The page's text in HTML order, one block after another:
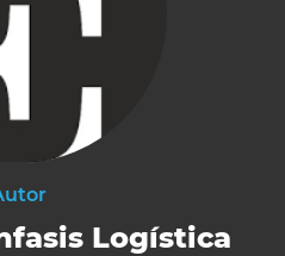
Logística